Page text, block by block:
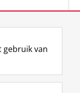
R
S
I
n
Y
o
gebruik van